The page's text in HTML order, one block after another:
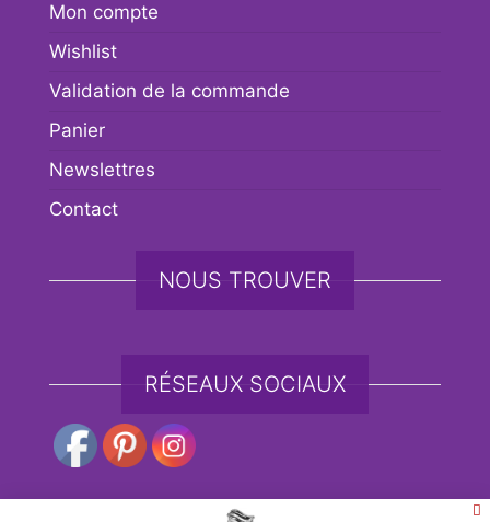
Mon compte
Wishlist
Validation de la commande
Panier
Newslettres
Contact
NOUS TROUVER
RÉSEAUX SOCIAUX